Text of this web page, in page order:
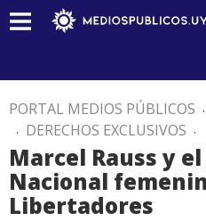
PORTAL MEDIOS PÚBLICOS .
. DERECHOS EXCLUSIVOS .
Marcel Rauss y
Nacional
Libertadores